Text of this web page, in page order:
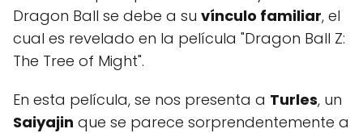
Dragon Ball se debe a su vínculo familiar, el
cual es revelado en la película "Dragon Ball Z:
The Tree of Might".
En esta película, se nos presenta a Turles, un
Saiyajin que se parece sorprendentemente a